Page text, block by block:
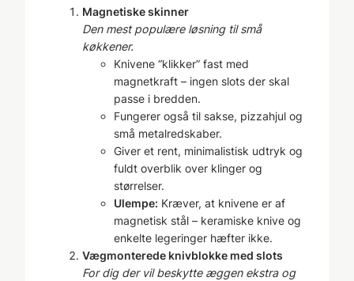
Magnetiske skinner
Den mest populære løsning til små
køkkener.
Knivene “klikker” fast med
magnetkraft – ingen slots der skal
passe i bredden.
Fungerer også til sakse, pizzahjul og
små metalredskaber.
Giver et rent, minimalistisk udtryk og
fuldt overblik over klinger og
størrelser.
Ulempe: Kræver, at knivene er af
magnetisk stål – keramiske knive og
enkelte legeringer hæfter ikke.
Vægmonterede knivblokke med slots
For dig der vil beskytte æggen ekstra og